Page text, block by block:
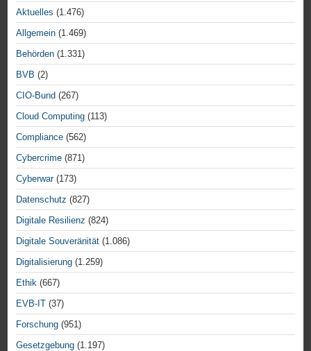
Aktuelles (1.476)
Allgemein (1.469)
Behörden (1.331)
BVB (2)
CIO-Bund (267)
Cloud Computing (113)
Compliance (562)
Cybercrime (871)
Cyberwar(173)
Datenschutz (827)
Digitale Resilienz (824)
Digitale Souveränität (1.086)
Digitalisierung (1.259)
Ethik (667)
EVB-IT (37)
Forschung (951)
Gesetzgebung (1.197)